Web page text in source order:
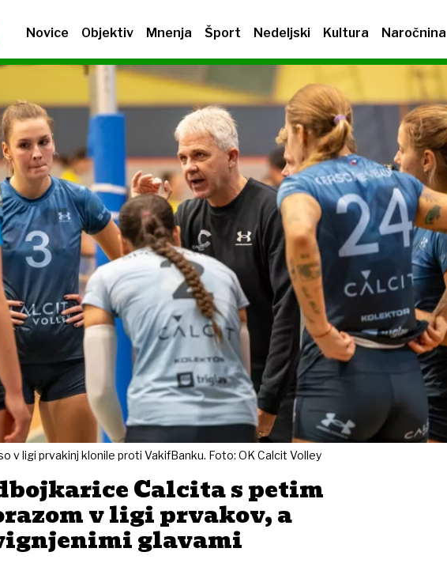
Novice Objektiv Mnenja Šport Nedeljski Kultura Naročnina
v ligi prvakinj klonile proti VakifBanku. Foto: OK Calcit Volley
Calcita s petim
v ligi prvakov, a
glavami